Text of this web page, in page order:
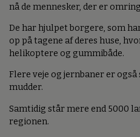
nå de mennesker, der er
De har hjulpet borgere, som
op på tagene af deres huse,
helikoptere og gummibåde.
Flere veje og jernbaner er
mudder.
Samtidig står mere end 5000
regionen.